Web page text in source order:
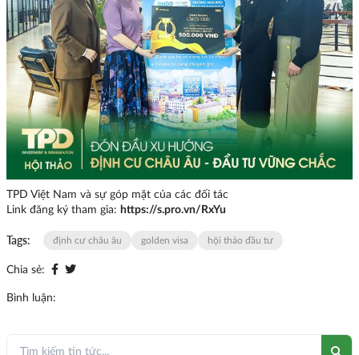
TPD Việt Nam và sự góp mặt của các đối tác
Link đăng ký tham gia: https://s.pro.vn/RxYu
Tags: định cư châu âu golden visa hội thảo đầu tư
Chia sẻ:
Bình luận: